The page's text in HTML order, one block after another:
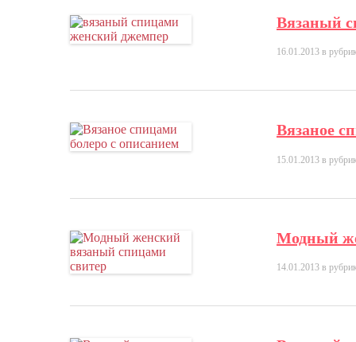
Вязаный
16.01.2013 в
Вязаное
15.01.2013 в
Модный
14.01.2013 в